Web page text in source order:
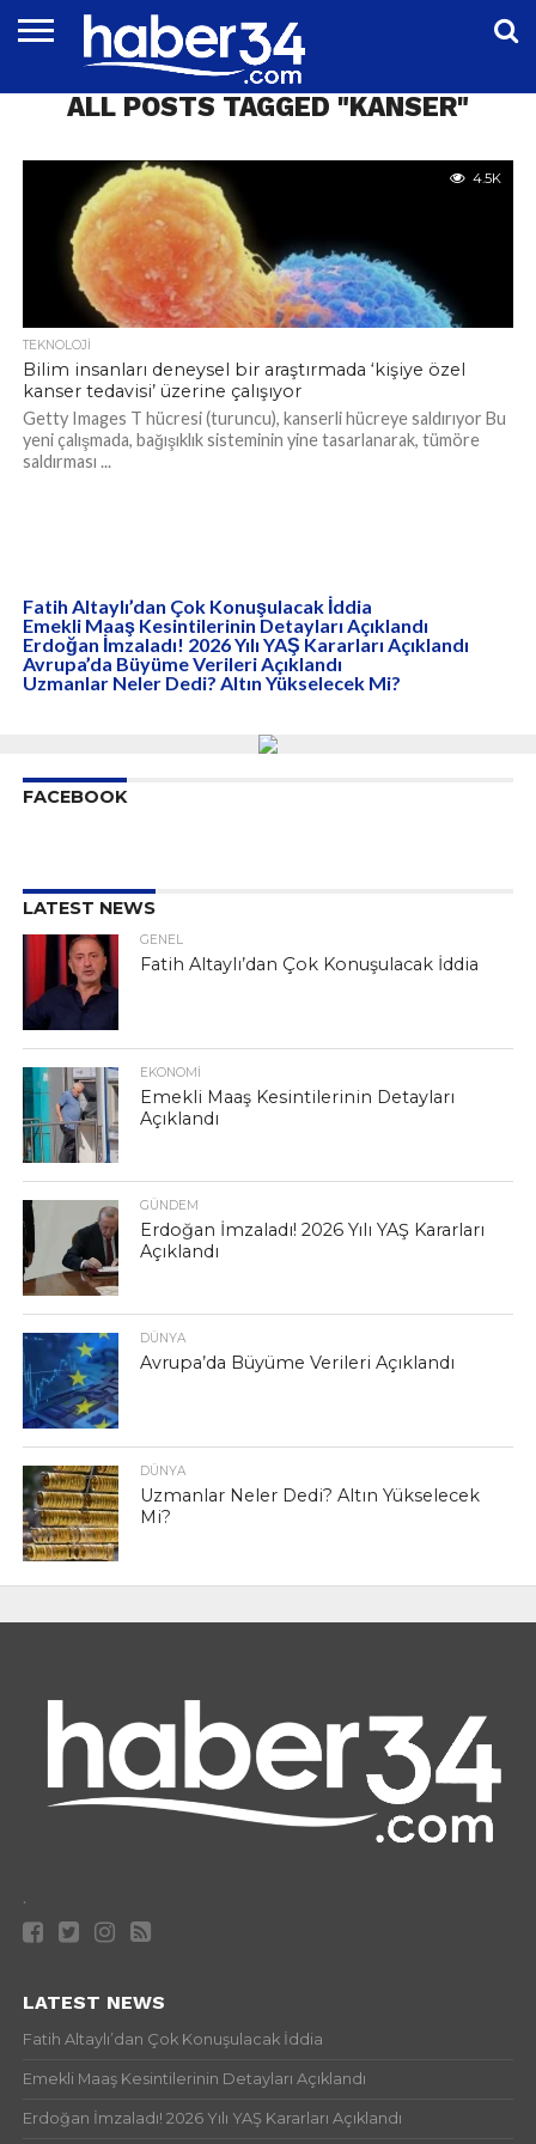
EĞITIM
EKONOMI
GENEL
MAGAZIN
OTOMOTIV
SIYASET
SPOR
TEKNOLOJI
ALL POSTS TAGGED "KANSER"
4.5K
TEKNOLOJI
Bilim insanları deneysel bir araştırmada ‘kişiye özel
kanser tedavisi’ üzerine çalışıyor
Getty Images T hücresi (turuncu), kanserli hücreye saldırıyor Bu
yeni çalışmada, bağışıklık sisteminin yine tasarlanarak, tümöre
saldırması ...
Fatih Altaylı’dan Çok Konuşulacak İddia
Emekli Maaş Kesintilerinin Detayları Açıklandı
Erdoğan İmzaladı! 2026 Yılı YAŞ Kararları Açıklandı
Avrupa’da Büyüme Verileri Açıklandı
Uzmanlar Neler Dedi? Altın Yükselecek Mi?
FACEBOOK
LATEST NEWS
GENEL
Fatih Altaylı’dan Çok Konuşulacak İddia
EKONOMI
Emekli Maaş Kesintilerinin Detayları
Açıklandı
GÜNDEM
Erdoğan İmzaladı! 2026 Yılı YAŞ Kararları
Açıklandı
DÜNYA
Avrupa’da Büyüme Verileri Açıklandı
DÜNYA
Uzmanlar Neler Dedi? Altın Yükselecek
Mi?
.
LATEST NEWS
Fatih Altaylı’dan Çok Konuşulacak İddia
Emekli Maaş Kesintilerinin Detayları Açıklandı
Erdoğan İmzaladı! 2026 Yılı YAŞ Kararları Açıklandı